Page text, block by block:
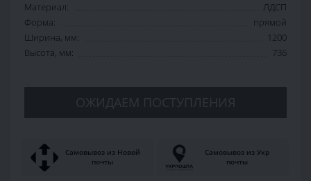
Материал:
ЛДСП
Форма:
прямой
Ширина, мм:
1200
Высота, мм:
736
ОЖИДАЕМ ПОСТУПЛЕНИЯ
Самовывоз из Новой
почты
Самовывоз из Укр
почты